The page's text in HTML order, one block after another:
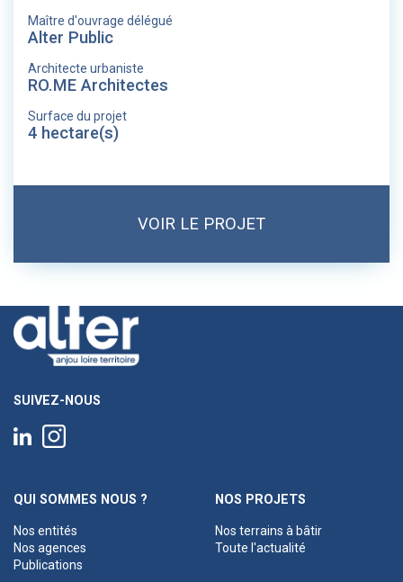
Maître d'ouvrage délégué
Alter Public
Architecte urbaniste
RO.ME Architectes
Surface du projet
4 hectare(s)
VOIR LE PROJET
SUIVEZ-NOUS
QUI SOMMES NOUS ?
Nos entités
Nos agences
Publications
NOS PROJETS
Nos terrains à bâtir
Toute l'actualité